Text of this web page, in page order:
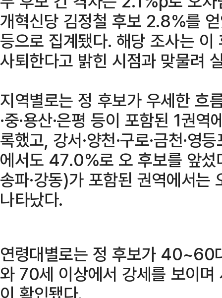
개혁신당 김정철 후보 2.8%를
등으로 집계됐다. 해당 조사는
사퇴한다고 밝힌 시점과 맞물려
지역별로는 정 후보가 우세한 흐
·중·용산·은평 등이 포함된 1권
록했고, 강서·양천·구로·금천·영
에서도 47.0%로 오 후보를 앞섰
송파·강동)가 포함된 권역에서
나타났다.
연령대별로는 정 후보가
와 70세 이상에서 강세를 보이
이 확인됐다.